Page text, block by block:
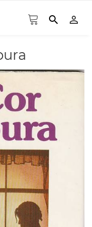
search person_outline